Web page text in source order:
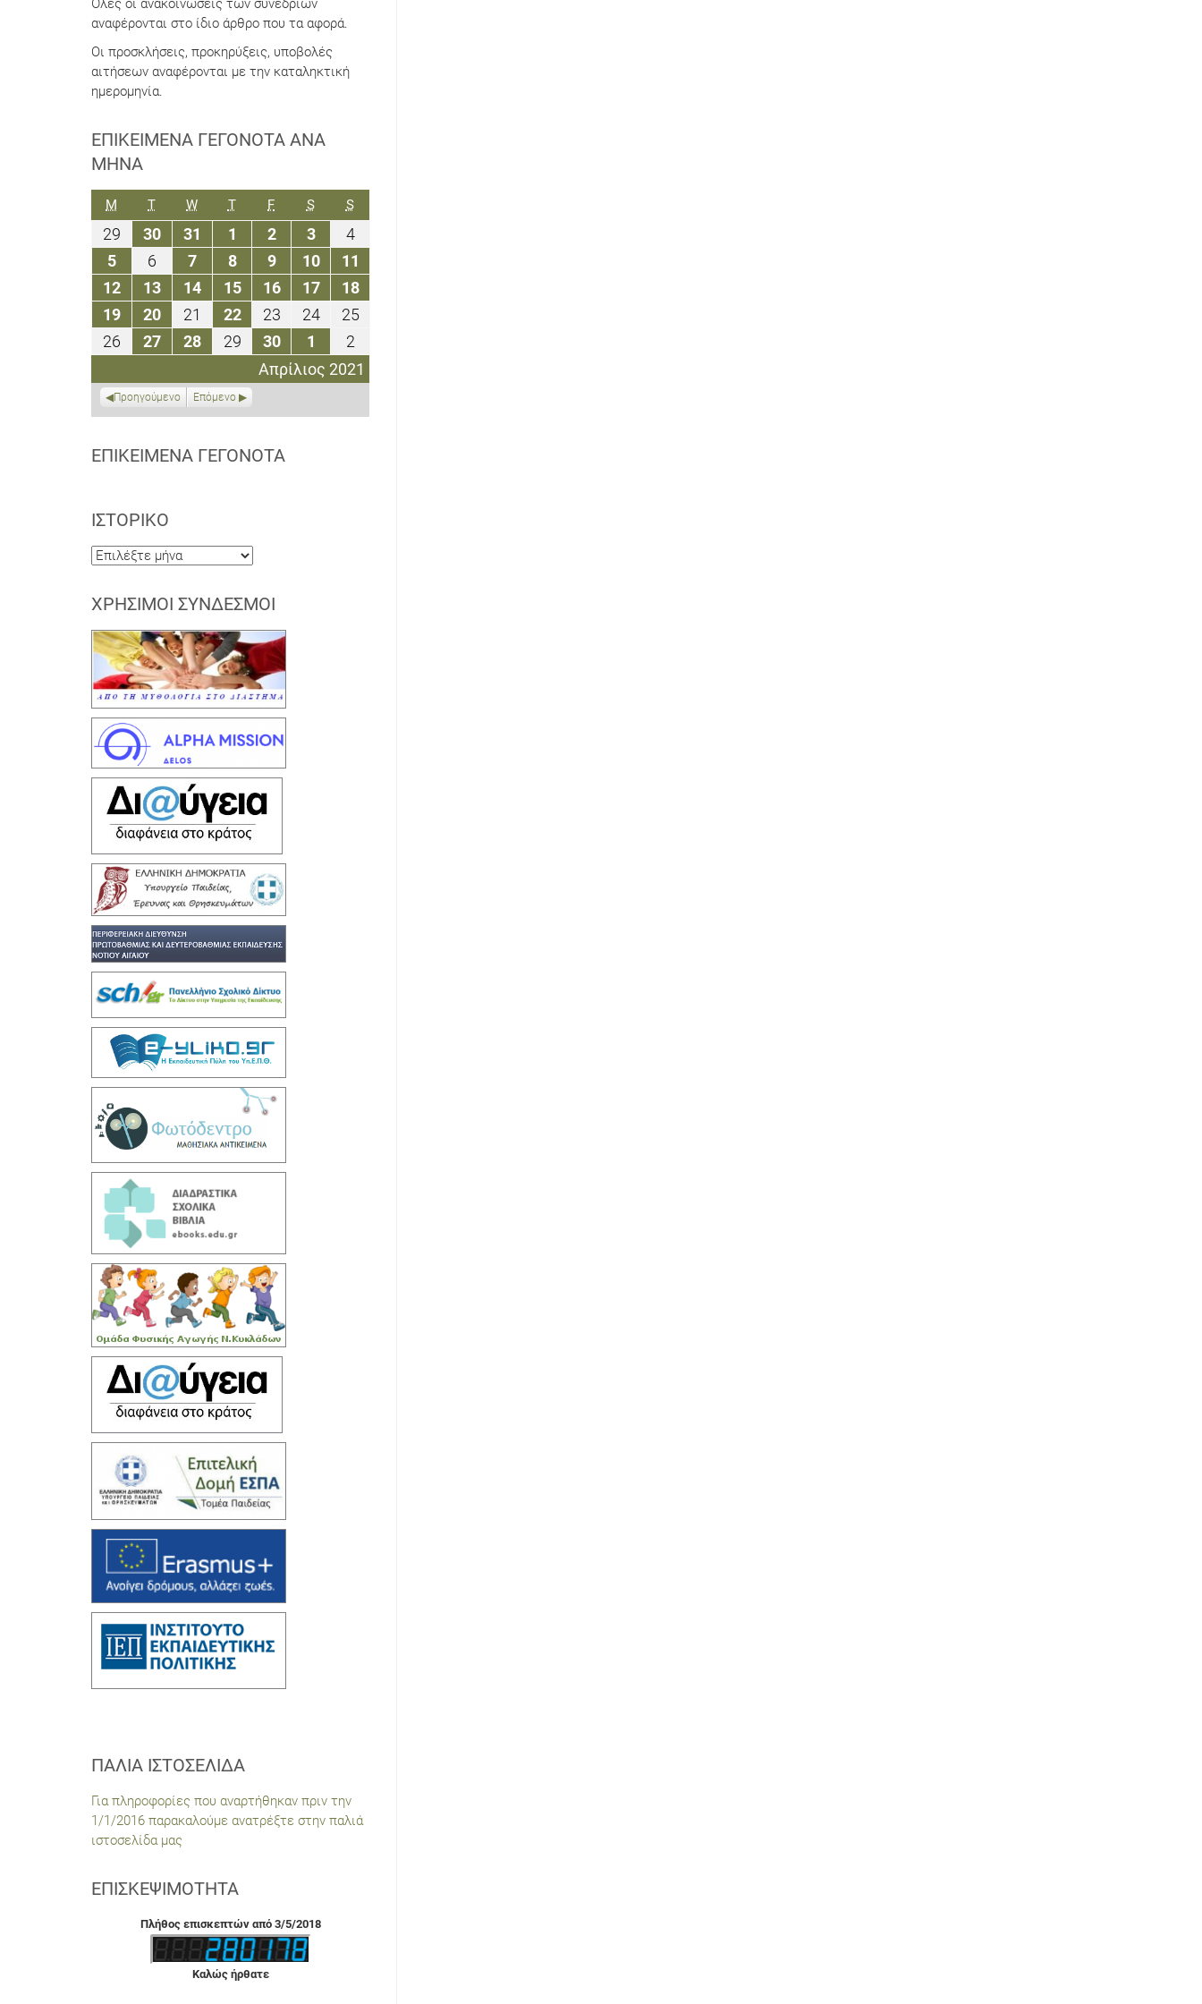
Όλες οι ανακοινώσεις των συνεδρίων
αναφέρονται στο ίδιο άρθρο που τα αφορά.
Οι προσκλήσεις, προκηρύξεις, υποβολές
αιτήσεων αναφέρονται με την καταληκτική
ημερομηνία.
ΕΠΙΚΕΊΜΕΝΑ ΓΕΓΟΝΌΤΑ ΑΝΆ
ΜΉΝΑ
Απρίλιος 2021
M ΔΕΥΤΈΡΑ
TΤΡΊΤΗWΤΕΤΆΡΤΗ
TΠΈΜΠΤΗ
FΠΑΡΑΣΚΕΥΉ
SΣΆΒΒΑΤΟ
SΚΥΡΙΑΚΉ
29
Μαρτίου
2021
3030
Μαρτίου
2021
31
Μαρτίου
2021
1
Απριλίου
2021
22
Απριλίου
2021
33
Απριλίου
2021
44
Απριλίου
2021
55
Απριλίου
2021
6
Απριλίου
2021
77
Απριλίου
2021
88
Απριλίου
2021
99
Απριλίου
2021
1010
Απριλίου
2021
11
Απριλίου
2021
1212
Απριλίου
2021
1313
Απριλίου
2021
1414
Απριλίου
2021
1515
Απριλίου
2021
1616
Απριλίου
2021
1717
Απριλίου
2021
1818
Απριλίου
2021
1919
Απριλίου
2021
2020
Απριλίου
2021
21
Απριλίου
2021
2222
Απριλίου
2021
2323
Απριλίου
2021
2424
Απριλίου
2021
2525
2021
26
Απριλίου
2727
Απριλίου
2828
Απριλίου
2929
Απριλίου
2021
3030
Απριλίου
2021
1
Μαΐου
2021
22
Μαΐου
2021
Προηγούμενο Επόμενο
ΕΠΙΚΕΊΜΕΝΑ ΓΕΓΟΝΌΤΑ
ΙΣΤΟΡΙΚΌ
Ιστορικό
ΧΡΉΣΙΜΟΙ ΣΎΝΔΕΣΜΟΙ
ΠΑΛΙΆ ΙΣΤΟΣΕΛΊΔΑ
Για πληροφορίες που αναρτήθηκαν πριν την
1/1/2016 παρακαλούμε ανατρέξτε στην παλιά
ιστοσελίδα μας
ΕΠΙΣΚΕΨΙΜΌΤΗΤΑ
Πλήθος επισκεπτών από 3/5/2018
Καλώς ήρθατε